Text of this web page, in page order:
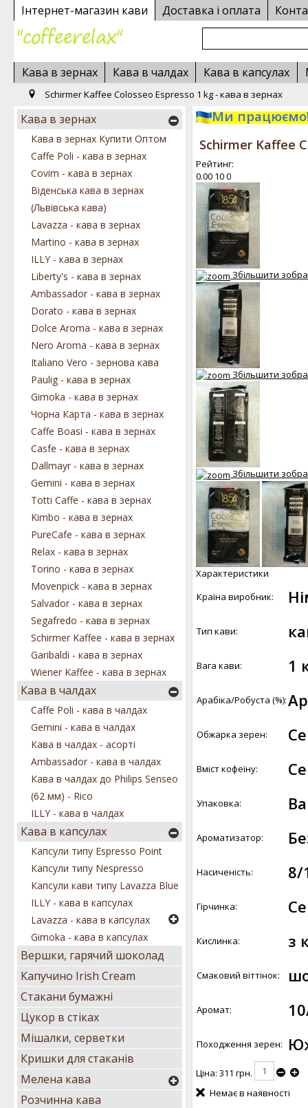
Інтернет-магазин кави Доставка і оплата
Кава в зернах Кава в чалдах Кава в капсулах
Schirmer Kaffee Colosseo Espresso 1 kg - кава в зернах
Ми працюємо!
Schirmer Kaffee
Рейтинг:
0.00 100
Збільшити
Збільшити
Збільшити
Характеристики
Країна виробник:
Тип кави:
Вага кави: 1
Арабіка/Робуста (%):
Обжарка зерен:
Вміст кофеїну:
Упаковка:
Ароматизатор:
Насиченість: 8/
Гірчинка:
Кислинка: з
Смаковий віттінок:
Аромат:
Походження зерен:
Ціна: 311 грн.
Немає в наявності
Кава в зернах
Кава в зернах Купити Оптом
Caffe Poli - кава в зернах
Covim - кава в зернах
Віденська кава в зернах
(Львівська кава)
Lavazza - кава в зернах
Martino - кава в зернах
ILLY - кава в зернах
Liberty's - кава в зернах
Ambassador - кава в зернах
Dorato - кава в зернах
Dolce Aroma - кава в зернах
Nero Aroma - кава в зернах
Italiano Vero - зернова кава
Paulig - кава в зернах
Gimoka - кава в зернах
Чорна Карта - кава в зернах
Caffe Boasi - кава в зернах
Casfe - кава в зернах
Dallmayr - кава в зернах
Gemini - кава в зернах
Totti Caffe - кава в зернах
Kimbo - кава в зернах
PureCafe - кава в зернах
Relax - кава в зернах
Torino - кава в зернах
Movenpick - кава в зернах
Salvador - кава в зернах
Segafredo - кава в зернах
Schirmer Kaffee - кава в зернах
Garibaldi - кава в зернах
Wiener Kaffee - кава в зернах
Кава в чалдах
Caffe Poli - кава в чалдах
Gemini - кава в чалдах
Кава в чалдах - асорті
Ambassador - кава в чалдах
Кава в чалдах до Philips Senseo
(62 мм) - Rico
ILLY - кава в чалдах
Кава в капсулах
Капсули типу Espresso Point
Капсули типу Nespresso
Капсули кави типу Lavazza Blue
ILLY - кава в капсулах
Lavazza - кава в капсулах
Gimoka - кава в капсулах
Вершки, гарячий шоколад
Капучино Irish Cream
Стакани бумажні
Цукор в стіках
Мішалки, серветки
Кришки для стаканів
Мелена кава
Розчинна кава